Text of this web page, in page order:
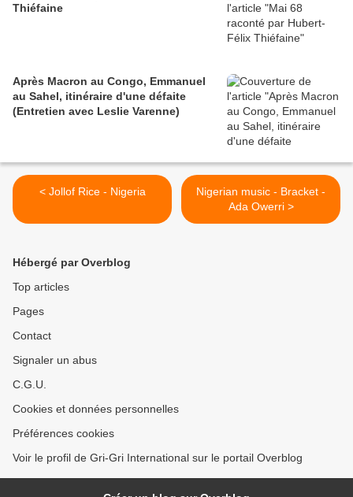
Thiéfaine
Après Macron au Congo, Emmanuel
au Sahel, itinéraire d'une défaite
(Entretien avec Leslie Varenne)
< Jollof Rice - Nigeria
Nigerian music - Bracket -
Ada Owerri >
Hébergé par Overblog
Top articles
Pages
Contact
Signaler un abus
C.G.U.
Cookies et données personnelles
Préférences cookies
Voir le profil de Gri-Gri International sur le portail Overblog